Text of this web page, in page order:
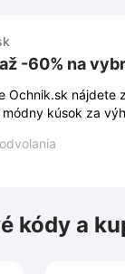
-60% na
Ochnik.sk nájdete
módny kúsok za
kódy a